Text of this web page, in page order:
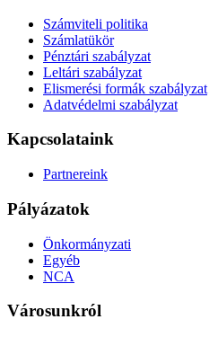
Számviteli politika
Számlatükör
Pénztári szabályzat
Leltári szabályzat
Elismerési formák szabályzat
Adatvédelmi szabályzat
Kapcsolataink
Partnereink
Pályázatok
Önkormányzati
Egyéb
NCA
Városunkról